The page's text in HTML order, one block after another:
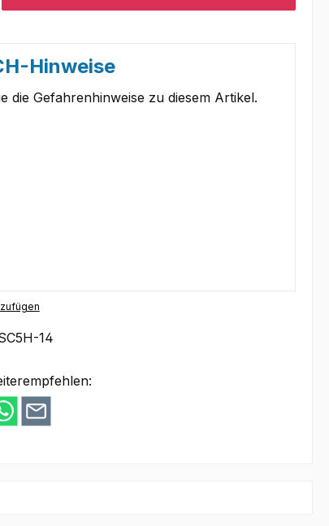
Hinweise
die Gefahrenhinweise zu diesem Artikel.
14